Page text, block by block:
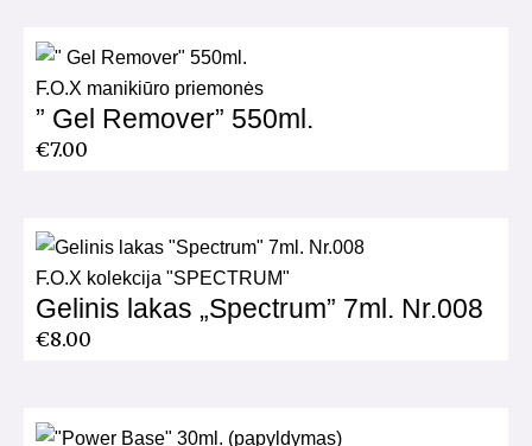
F.O.X manikiūro priemonės
” Gel Remover” 550ml.
€7.00
F.O.X kolekcija "SPECTRUM"
Gelinis lakas „Spectrum” 7ml. Nr.008
€8.00